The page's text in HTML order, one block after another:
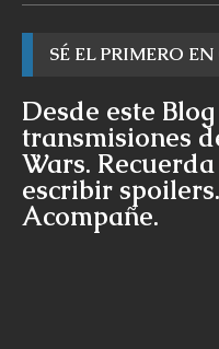
SÉ EL PRIMERO
Desde este
transmisiones
Wars.
escribir
Acompañe.